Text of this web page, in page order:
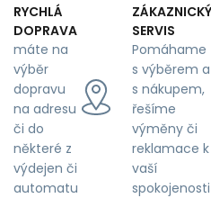
RYCHLÁ
DOPRAVA
máte na
výběr
dopravu
na adresu
či do
některé z
výdejen či
automatu
ZÁKAZNICKÝ
SERVIS
Pomáhame
s výběrem a
s nákupem,
řešíme
výměny či
reklamace k
vaší
spokojenosti